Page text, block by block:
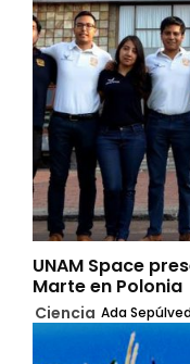
UNAM Space
Marte en Polonia
Ciencia Ada